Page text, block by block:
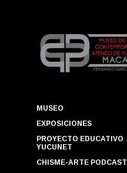
MUSEO
EXPOSICIONES
PROYECTO EDUCATIVO
YUCUNET
CHISME-ARTE PODCAST